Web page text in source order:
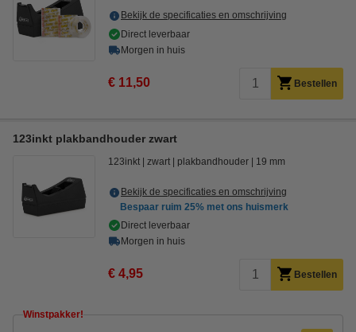
Bekijk de specificaties en omschrijving
Direct leverbaar
Morgen in huis
€ 11,50 Bestellen
123inkt plakbandhouder zwart
123inkt zwart plakbandhouder 19 mm
Bekijk de specificaties en omschrijving
Bespaar ruim 25% met ons huismerk
Direct leverbaar
Morgen in huis
€ 4,95 Bestellen
Winstpakker!